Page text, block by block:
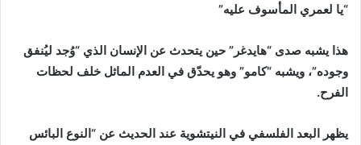
“يا لعمري المأسوف عليه”
هذا يشبه صدى “هايدغر” حين يتحدث عن الإنسان الذي “وُجد ليُنفق
وجوده”، ويشبه “كامو” وهو يحدّق في العدم الماثل خلف لحظات
الفرح.
يظهر البعد الفلسفي في النيتشوية عند الحديث عن “النوع البائس